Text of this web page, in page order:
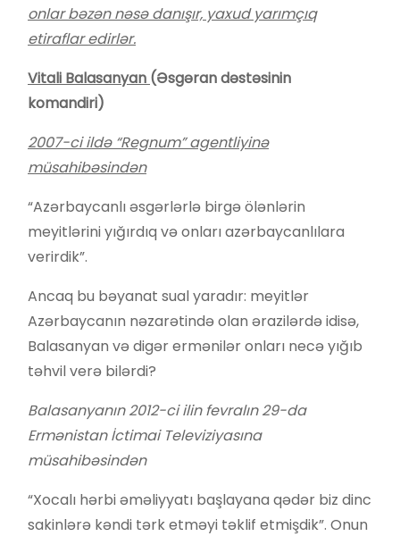
onlar bəzən nəsə danışır, yaxud yarımçıq
etiraflar edirlər.
Vitali Balasanyan (Əsgəran dəstəsinin
komandiri)
2007-ci ildə “Regnum” agentliyinə
müsahibəsindən
“Azərbaycanlı əsgərlərlə birgə ölənlərin
meyitlərini yığırdıq və onları azərbaycanlılara
verirdik”.
Ancaq bu bəyanat sual yaradır: meyitlər
Azərbaycanın nəzarətində olan ərazilərdə idisə,
Balasanyan və digər ermənilər onları necə yığıb
təhvil verə bilərdi?
Balasanyanın 2012-ci ilin fevralın 29-da
Ermənistan İctimai Televiziyasına
müsahibəsindən
“Xocalı hərbi əməliyyatı başlayana qədər biz dinc
sakinlərə kəndi tərk etməyi təklif etmişdik”. Onun